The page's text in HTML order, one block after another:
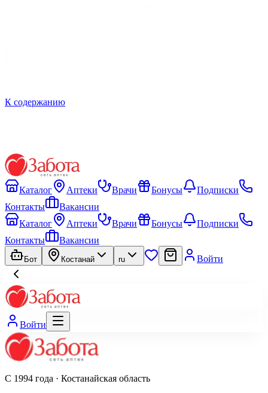
К содержанию
Каталог Аптеки Врачи Бонусы
Подписки
Контакты
Вакансии
Каталог
Аптеки Врачи Бонусы
Подписки
Контакты
Вакансии
Бот Костанай ru Войти
Войти
С 1994 года · Костанайская область